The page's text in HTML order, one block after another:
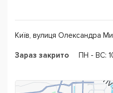
На курсах «Спейс Дір» діє
використовувати при
Варіанти навчання:
Київ, вулиця Олександра
Зараз закрито ПН - ВС: